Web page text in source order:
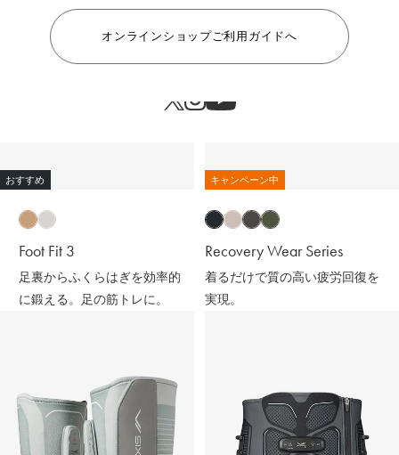
オンラインショップご利用ガイドへ
おすすめ
Foot Fit 3
足裏からふくらはぎを効率的
に鍛える。足の筋トレに。
キャンペーン中
Recovery Wear Series
着るだけで質の高い疲労回復を
実現。